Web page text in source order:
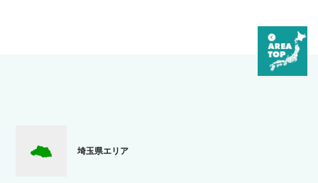
埼玉県エリア